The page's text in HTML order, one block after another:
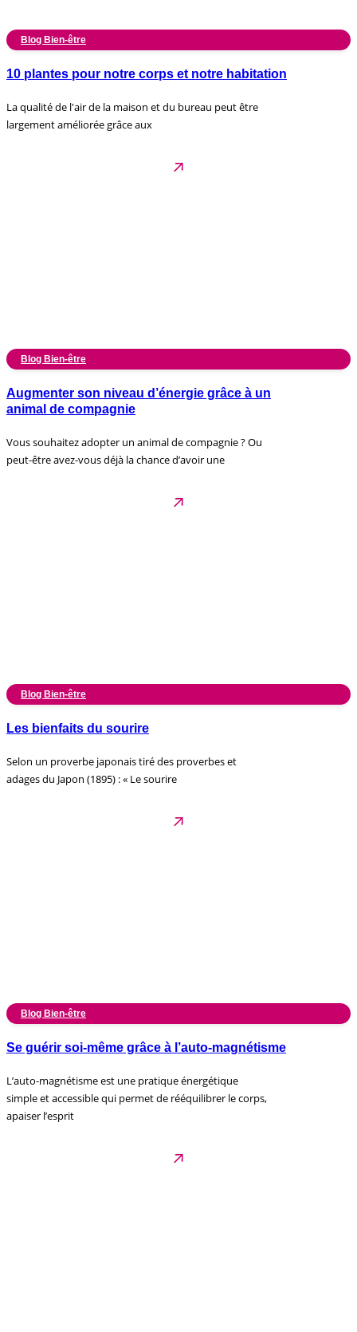
Blog Bien-être
10 plantes pour notre corps et notre habitation
La qualité de l'air de la maison et du bureau peut être
largement améliorée grâce aux
Blog Bien-être
Augmenter son niveau d’énergie grâce à un
animal de compagnie
Vous souhaitez adopter un animal de compagnie ? Ou
peut-être avez-vous déjà la chance d’avoir une
Blog Bien-être
Les bienfaits du sourire
Selon un proverbe japonais tiré des proverbes et
adages du Japon (1895) : « Le sourire
Blog Bien-être
Se guérir soi-même grâce à l’auto-magnétisme
L’auto-magnétisme est une pratique énergétique
simple et accessible qui permet de rééquilibrer le corps,
apaiser l’esprit